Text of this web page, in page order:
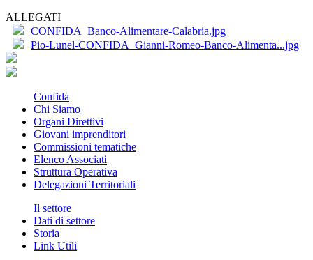
ALLEGATI
CONFIDA_Banco-Alimentare-Calabria.jpg
Pio-Lunel-CONFIDA_Gianni-Romeo-Banco-Alimenta...jpg
Confida
Chi Siamo
Organi Direttivi
Giovani imprenditori
Commissioni tematiche
Elenco Associati
Struttura Operativa
Delegazioni Territoriali
Il settore
Dati di settore
Storia
Link Utili